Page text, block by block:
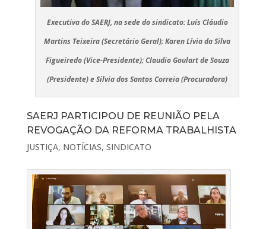
Executiva do SAERJ, na sede do sindicato: Luís Cláudio
Martins Teixeira (Secretário Geral); Karen Lívia da Silva
Figueiredo (Vice-Presidente); Claudio Goulart de Souza
(Presidente) e Silvia dos Santos Correia (Procuradora)
SAERJ PARTICIPOU DE REUNIÃO PELA
REVOGAÇÃO DA REFORMA TRABALHISTA
JUSTIÇA, NOTÍCIAS, SINDICATO